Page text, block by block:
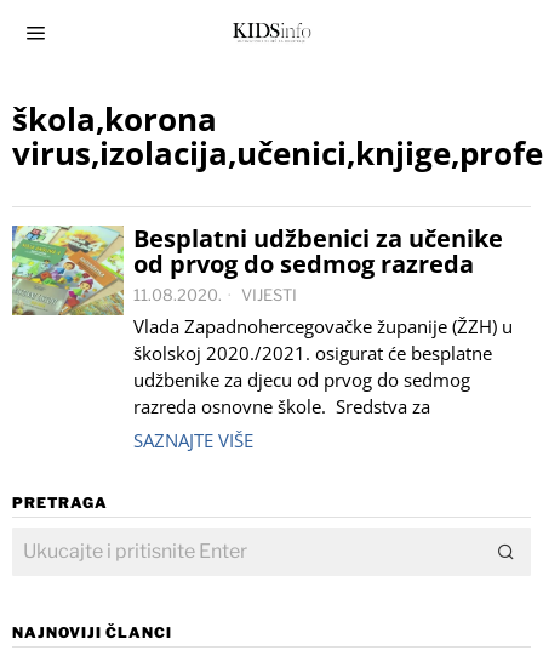
škola,korona
Besplatni udžbenici za učenike
od prvog do sedmog razreda
11.08.2020. VIJESTI
Vlada Zapadnohercegovačke županije (ŽZH) u
školskoj 2020./2021. osigurat će besplatne
udžbenike za djecu od prvog do sedmog
razreda osnovne škole. Sredstva za
SAZNAJTE VIŠE
PRETRAGA
NAJNOVIJI ČLANCI